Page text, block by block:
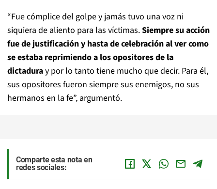
“Fue cómplice del golpe y jamás tuvo una voz ni
siquiera de aliento para las víctimas.Siempre su acción
fue de justificación y hasta de celebración al ver como
se estaba reprimiendo a los opositores de la
dictaduray por lo tanto tiene mucho que decir. Para él,
sus opositores fueron siempre sus enemigos, no sus
hermanos en la fe”, argumentó.
Comparte esta nota en
redes sociales: